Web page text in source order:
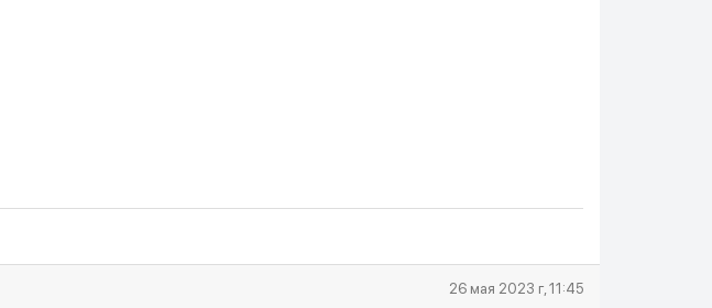
26 мая 2023 г, 11:45